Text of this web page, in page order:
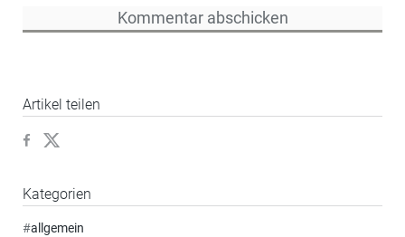
Artikel teilen
Kategorien
#allgemein